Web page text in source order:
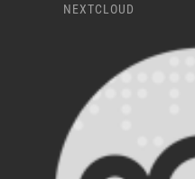
NEXTCLOUD